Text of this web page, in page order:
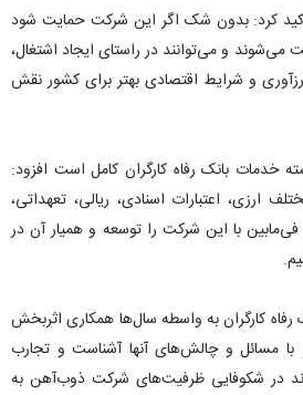
تاکید کرد: بدون شک اگر این شرکت حمایت شود
می‌شوند و می‌توانند در راستای ایجاد اشتغال،
و شرایط اقتصادی بهتر برای کشور نقش
خدمات بانک رفاه کارگران کامل است افزود:
ارزی، اعتبارات اسنادی، ریالی، تعهداتی،
فی‌مابین با این شرکت را توسعه و همیار آن در
رفاه کارگران به واسطه سال‌ها همکاری اثربخش
با مسائل و چالش‌های آنها آشناست و تجارب
در شکوفایی ظرفیت‌های شرکت ذوب‌آهن به